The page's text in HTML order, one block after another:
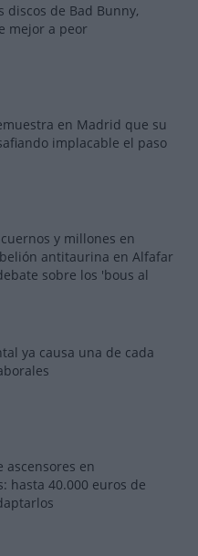
discos de Bad Bunny,
mejor a peor
en Madrid que su
implacable el paso
y millones en
antitaurina en Alfafar
sobre los 'bous al
ya causa una de cada
ascensores en
hasta 40.000 euros de